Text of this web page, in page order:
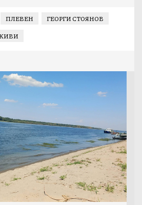
ПЛЕВЕН
ГЕОРГИ СТОЯНОВ